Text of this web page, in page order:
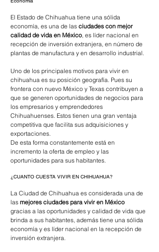
El Estado de Chihuahua tiene una sólida
economía, es una de las ciudades con mejor
calidad de vida en México, es líder nacional en
recepción de inversión extranjera, en número de
plantas de manufactura y en desarrollo industrial.
Uno de los principales motivos para vivir en
chihuahua es su posición geografía. Pues su
frontera con nuevo México y Texas contribuyen a
que se generen oportunidades de negocios para
los empresarios y emprendedores
Chihuahuenses. Estos tienen una gran ventaja
competitiva que facilita sus adquisiciones y
exportaciones.
De esta forma constantemente está en
incremento la oferta de empleo y las
oportunidades para sus habitantes.
¿CUANTO CUESTA VIVIR EN CHIHUAHUA?
La Ciudad de Chihuahua es considerada una de
las mejores ciudades para vivir en México
gracias a las oportunidades y calidad de vida que
brinda a sus habitantes, además tiene una sólida
economía y es líder nacional en la recepción de
inversión extranjera.